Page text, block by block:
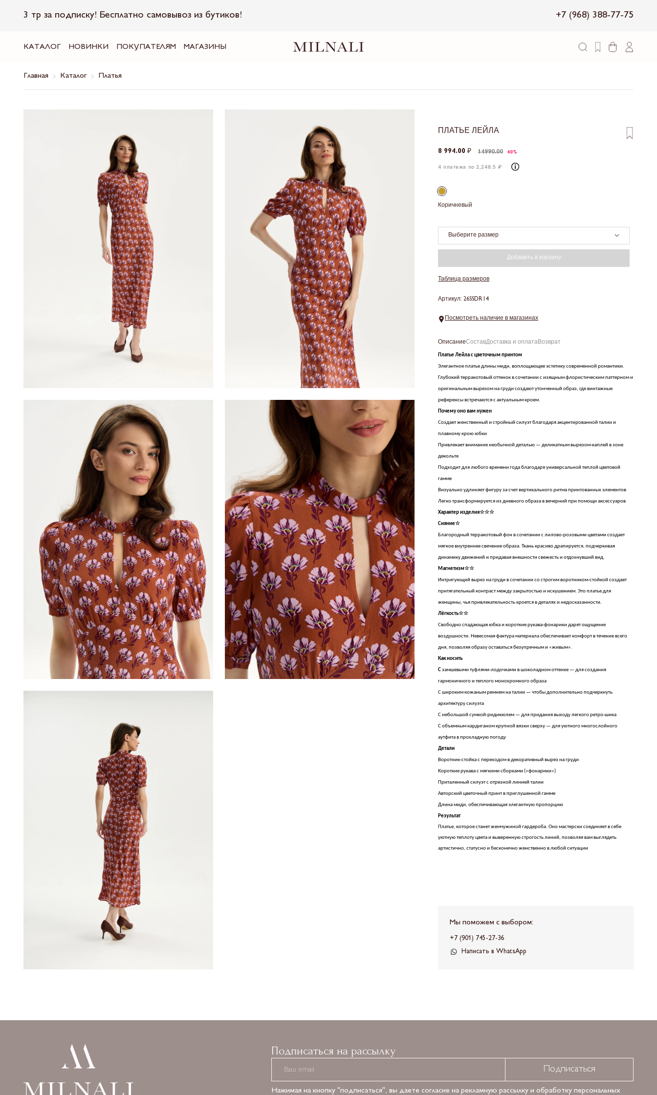
3 тр за подписку! Бесплатно самовывоз из бутиков! +7 (968) 388-77-75
КАТАЛОГ НОВИНКИ ПОКУПАТЕЛЯМ МАГАЗИНЫ
Главная Каталог Платья
ПЛАТЬЕ ЛЕЙЛА
8 994.00 ₽ 14990.00 40%
4 платежа по 2,248.5 ₽
Коричневый
Выберите размер
Добавить в корзину
Таблица размеров
Артикул: 26SSDR14
Посмотреть наличие в магазинах
ОписаниеСоставДоставка и оплатаВозврат
Платье Лейла с цветочным принтом
Элегантное платье длины миди, воплощающее эстетику современной романтики.
Глубокий терракотовый оттенок в сочетании с изящным флористическим паттерном и
оригинальным вырезом на груди создают утонченный образ, где винтажные
референсы встречаются с актуальным кроем.
Почему оно вам нужен
Создает женственный и стройный силуэт благодаря акцентированной талии и
плавному крою юбки
Привлекает внимание необычной деталью — деликатным вырезом-каплей в зоне
декольте
Подходит для любого времени года благодаря универсальной теплой цветовой
гамме
Визуально удлиняет фигуру за счет вертикального ритма принтованных элементов
Легко трансформируется из дневного образа в вечерний при помощи аксессуаров
Характер изделия☆☆☆
Сияние☆
Благородный терракотовый фон в сочетании с лилово-розовыми цветами создает
мягкое внутреннее свечение образа. Ткань красиво драпируется, подчеркивая
динамику движений и придавая внешности свежесть и отдохнувший вид.
Магнетизм☆☆
Интригующий вырез на груди в сочетании со строгим воротником-стойкой создает
притягательный контраст между закрытостью и искушением. Это платье для
женщины, чья привлекательность кроется в деталях и недосказанности.
Лёгкость☆☆
Свободно спадающая юбка и короткие рукава-фонарики дарят ощущение
воздушности. Невесомая фактура материала обеспечивает комфорт в течение всего
дня, позволяя образу оставаться безупречным и «живым».
Как носить
Сзамшевыми туфлями-лодочками в шоколадном оттенке — для создания
гармоничного и теплого монохромного образа
С широким кожаным ремнем на талии — чтобы дополнительно подчеркнуть
архитектуру силуэта
С небольшой сумкой-ридикюлем — для придания выходу легкого ретро-шика
С объемным кардиганом крупной вязки сверху — для уютного многослойного
аутфита в прохладную погоду
Детали
Воротник-стойка с переходом в декоративный вырез на груди
Короткие рукава с мягкими сборками («фонарики»)
Приталенный силуэт с отрезной линией талии
Авторский цветочный принт в приглушенной гамме
Длина миди, обеспечивающая элегантную пропорцию
Результат
Платье, которое станет жемчужиной гардероба. Оно мастерски соединяет в себе
уютную теплоту цвета и выверенную строгость линий, позволяя вам выглядеть
артистично, статусно и бесконечно женственно в любой ситуации
Мы поможем с выбором:
+7 (901) 745-27-36
Написать в WhatsApp
Подписаться на рассылку
Подписаться
Нажимая на кнопку "подписаться", вы даете согласие на рекламную рассылку и обработку персональных